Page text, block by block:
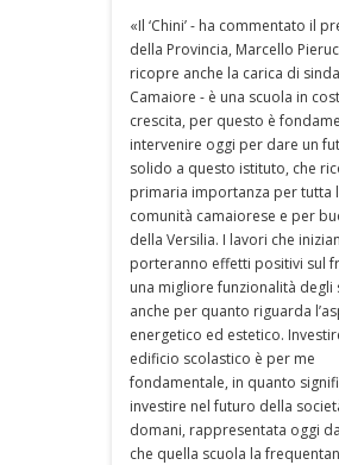
«Il ‘Chini’ - ha commentato il
della Provincia, Marcello
ricopre anche la carica di
Camaiore - è una scuola in
crescita, per questo è
intervenire oggi per dare un
solido a questo istituto, che
primaria importanza per tutta
comunità camaiorese e per
della Versilia. I lavori che
porteranno effetti positivi sul
una migliore funzionalità degli
anche per quanto riguarda
energetico ed estetico.
edificio scolastico è per me
fondamentale, in quanto
investire nel futuro della
domani, rappresentata oggi
che quella scuola la